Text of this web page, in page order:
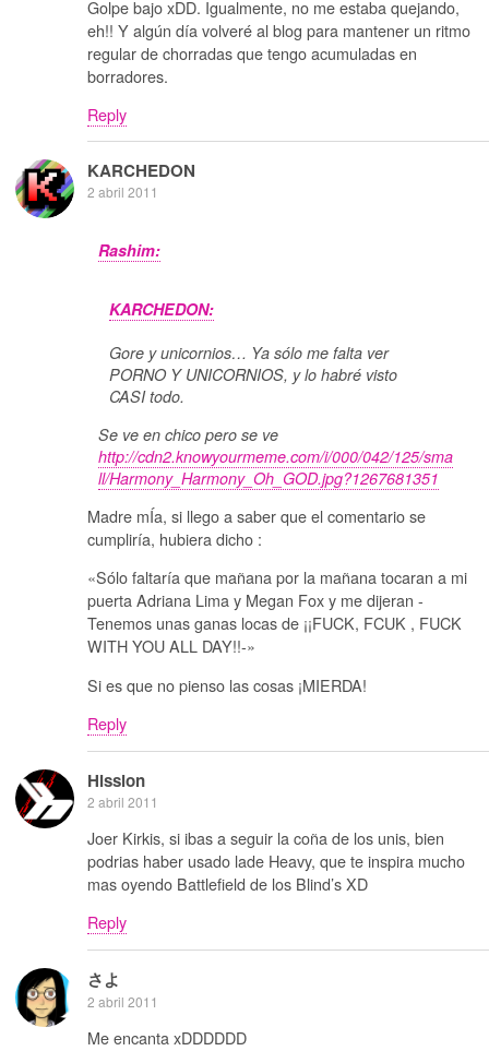
Golpe bajo xDD. Igualmente, no me estaba quejando,
eh!! Y algún día volveré al blog para mantener un ritmo
regular de chorradas que tengo acumuladas en
borradores.
Reply
KARCHEDON
2 abril 2011
Rashim:
KARCHEDON:
Gore y unicornios… Ya sólo me falta ver
PORNO Y UNICORNIOS, y lo habré visto
CASI todo.
Se ve en chico pero se ve
http://cdn2.knowyourmeme.com/i/000/042/125/sma
ll/Harmony_Harmony_Oh_GOD.jpg?1267681351
Madre mÍa, si llego a saber que el comentario se
cumpliría, hubiera dicho :
«Sólo faltaría que mañana por la mañana tocaran a mi
puerta Adriana Lima y Megan Fox y me dijeran -
Tenemos unas ganas locas de ¡¡FUCK, FCUK , FUCK
WITH YOU ALL DAY!!-»
Si es que no pienso las cosas ¡MIERDA!
Reply
Hission
2 abril 2011
Joer Kirkis, si ibas a seguir la coña de los unis, bien
podrias haber usado lade Heavy, que te inspira mucho
mas oyendo Battlefield de los Blind’s XD
Reply
さよ
2 abril 2011
Me encanta xDDDDDD